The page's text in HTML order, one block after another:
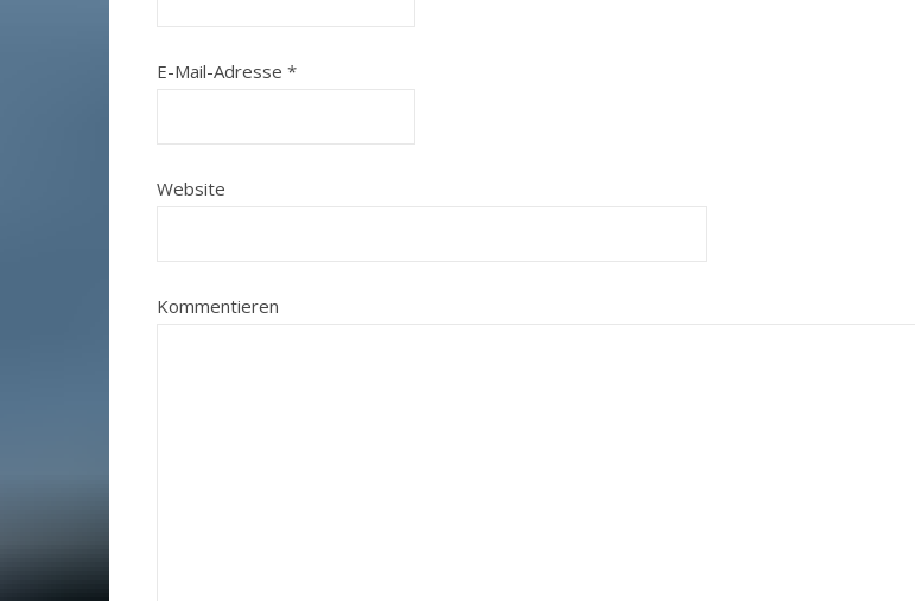
E-Mail-Adresse *
Website
Kommentieren